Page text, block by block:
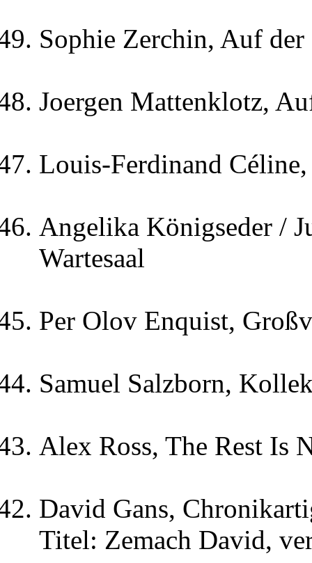
Sophie Zerchin, Auf der
Joergen Mattenklotz,
Louis-Ferdinand
Angelika Königseder /
Wartesaal
Per Olov Enquist,
Samuel Salzborn,
Alex Ross, The Rest Is
David Gans,
Titel: Zemach David,